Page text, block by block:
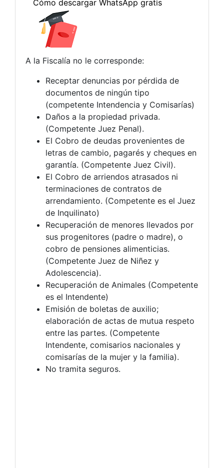
A la Fiscalía no le corresponde:
Receptar denuncias por pérdida de
documentos de ningún tipo
(competente Intendencia y Comisarías)
Daños a la propiedad privada.
(Competente Juez Penal).
El Cobro de deudas provenientes de
letras de cambio, pagarés y cheques en
garantía. (Competente Juez Civil).
El Cobro de arriendos atrasados ni
terminaciones de contratos de
arrendamiento. (Competente es el Juez
de Inquilinato)
Recuperación de menores llevados por
sus progenitores (padre o madre), o
cobro de pensiones alimenticias.
(Competente Juez de Niñez y
Adolescencia).
Recuperación de Animales (Competente
es el Intendente)
Emisión de boletas de auxilio;
elaboración de actas de mutua respeto
entre las partes. (Competente
Intendente, comisarios nacionales y
comisarías de la mujer y la familia).
No tramita seguros.